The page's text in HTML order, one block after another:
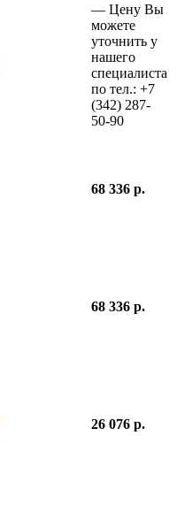
— Цену Вы
можете
уточнить у
нашего
специалиста
по тел.: +7
(342) 287-
50-90
68 336 р.
68 336 р.
26 076 р.